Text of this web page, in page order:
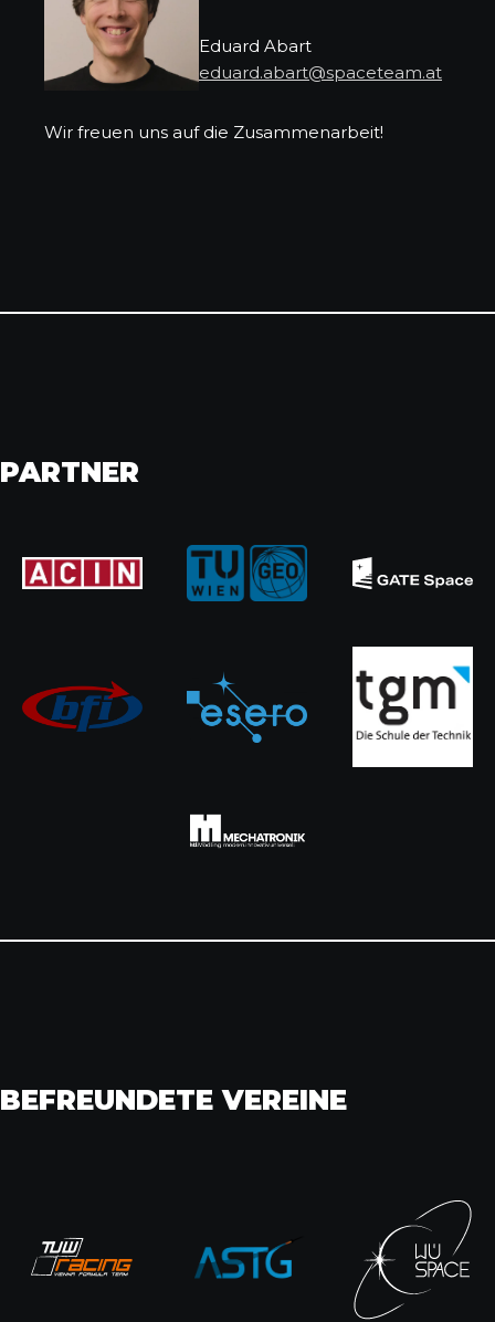
Eduard Abart
eduard.abart@spaceteam.at
Wir freuen uns auf die Zusammenarbeit!
PARTNER
BEFREUNDETE VEREINE